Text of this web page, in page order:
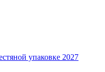
упаковке 2027